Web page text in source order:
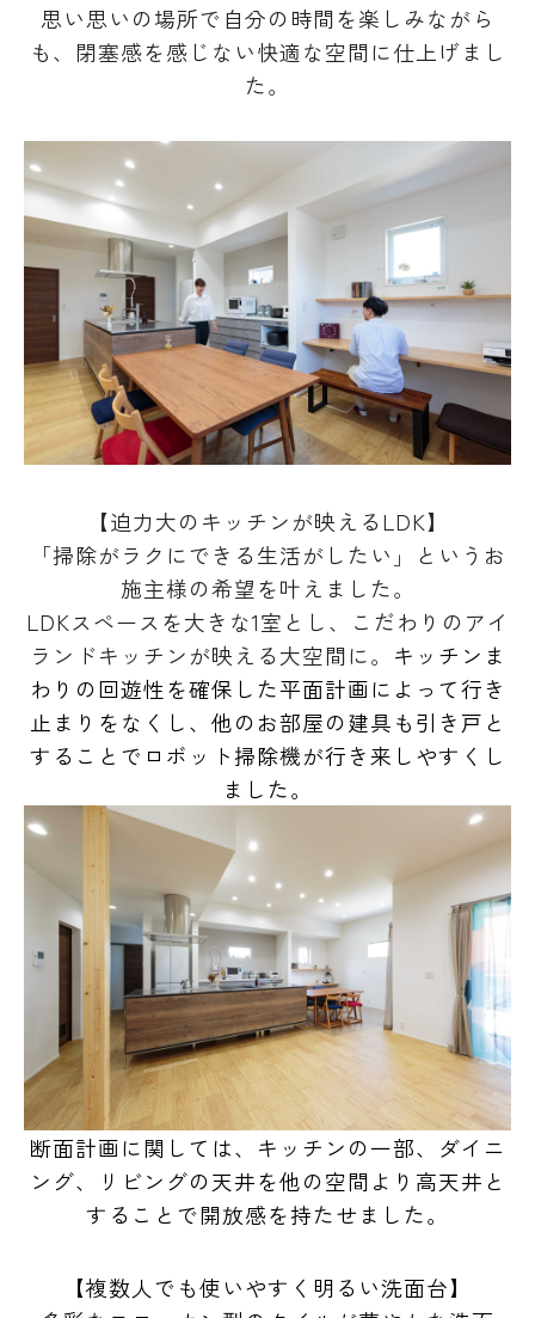
思い思いの場所で自分の時間を楽しみながら
も、閉塞感を感じない快適な空間に仕上げまし
た。
【迫力大のキッチンが映えるLDK】
「掃除がラクにできる生活がしたい」というお
施主様の希望を叶えました。
LDKスペースを大きな1室とし、こだわりのアイ
ランドキッチンが映える大空間に。 キッチンま
わりの回遊性を確保した平面計画によって行き
止まりをなくし、他のお部屋の建具も引き戸と
することでロボット掃除機が行き来しやすくし
ました。
断面計画に関しては、キッチンの一部、ダイニ
ング、リビングの天井を他の空間より高天井と
することで開放感を持たせました。
【複数人でも使いやすく明るい洗面台】